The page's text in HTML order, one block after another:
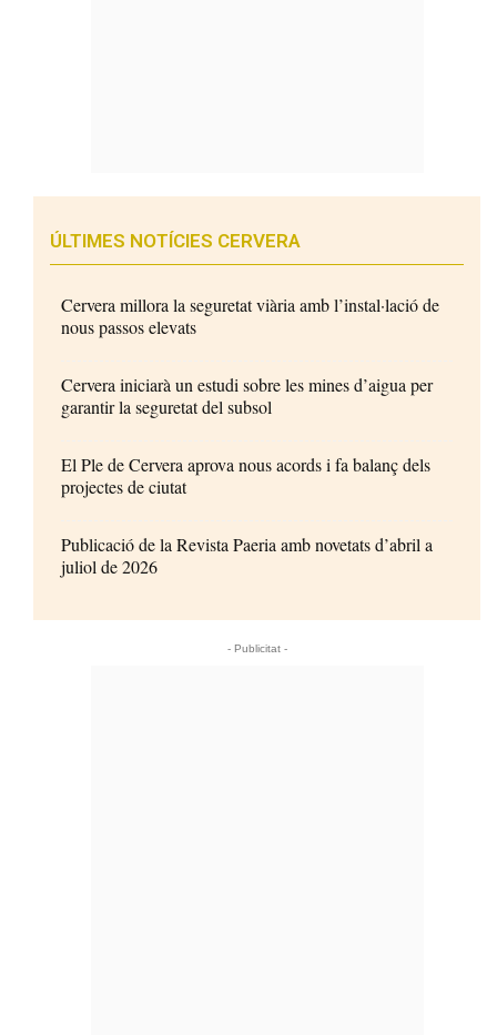
ÚLTIMES NOTÍCIES CERVERA
Cervera millora la seguretat viària amb l’instal·lació de
nous passos elevats
Cervera iniciarà un estudi sobre les mines d’aigua per
garantir la seguretat del subsol
El Ple de Cervera aprova nous acords i fa balanç dels
projectes de ciutat
Publicació de la Revista Paeria amb novetats d’abril a
juliol de 2026
- Publicitat -